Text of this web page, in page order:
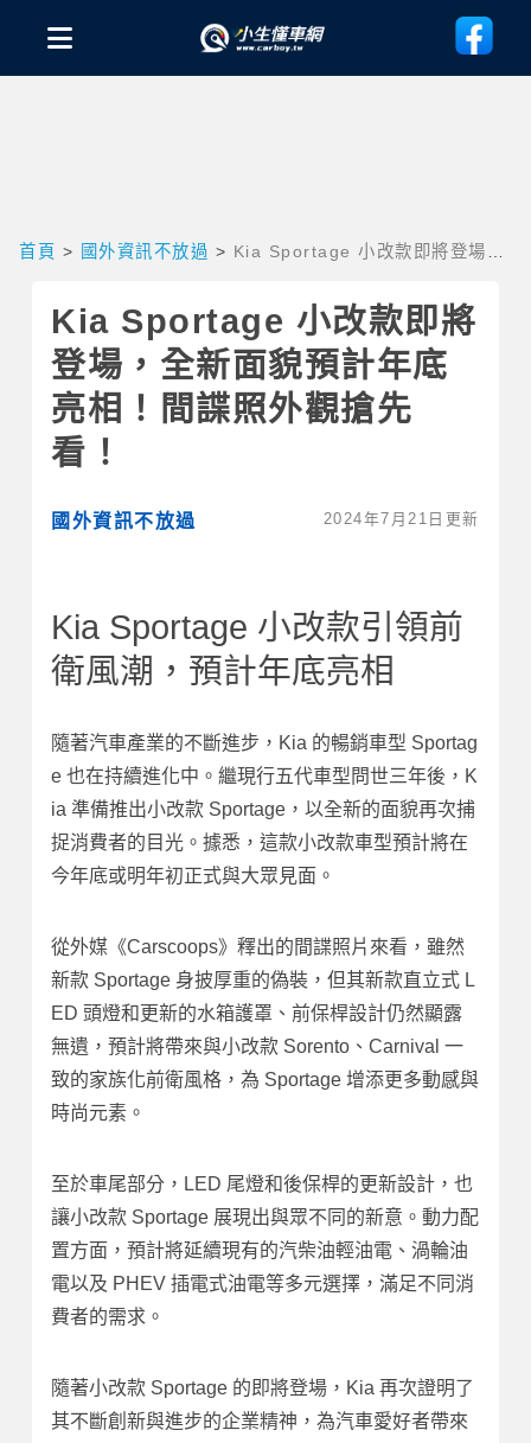
首頁 > 國外資訊不放過 > Kia Sportage 小改款即將登場，
Kia Sportage 小改款即將
登場，全新面貌預計年底
亮相！間諜照外觀搶先
看！
國外資訊不放過 2024年7月21日更新
Kia Sportage 小改款引領前
衛風潮，預計年底亮相
隨著汽車產業的不斷進步，Kia 的暢銷車型 Sportag
e 也在持續進化中。繼現行五代車型問世三年後，K
ia 準備推出小改款 Sportage，以全新的面貌再次捕
捉消費者的目光。據悉，這款小改款車型預計將在
今年底或明年初正式與大眾見面。
從外媒《Carscoops》釋出的間諜照片來看，雖然
新款 Sportage 身披厚重的偽裝，但其新款直立式 L
ED 頭燈和更新的水箱護罩、前保桿設計仍然顯露
無遺，預計將帶來與小改款 Sorento、Carnival 一
致的家族化前衛風格，為 Sportage 增添更多動感與
時尚元素。
至於車尾部分，LED 尾燈和後保桿的更新設計，也
讓小改款 Sportage 展現出與眾不同的新意。動力配
置方面，預計將延續現有的汽柴油輕油電、渦輪油
電以及 PHEV 插電式油電等多元選擇，滿足不同消
費者的需求。
隨著小改款 Sportage 的即將登場，Kia 再次證明了
其不斷創新與進步的企業精神，為汽車愛好者帶來